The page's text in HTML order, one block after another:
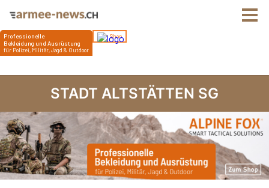
STADT ALTSTÄTTEN SG